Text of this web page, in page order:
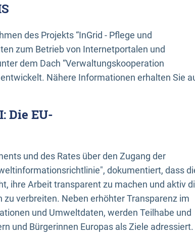
des Projekts “InGrid - Pflege und
zum Betrieb von Internetportalen und
dem Dach “Verwaltungskooperation
Nähere Informationen erhalten Sie
Die EU-
und des Rates über den Zugang der
dokumentiert, dass
ihre Arbeit transparent zu machen und aktiv
verbreiten. Neben erhöhter Transparenz im
und Umweltdaten, werden Teilhabe und
und Bürgerinnen Europas als Ziele adressiert.